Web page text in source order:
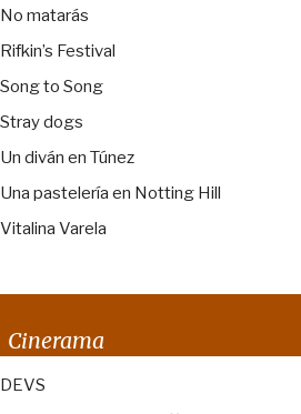
No matarás
Rifkin’s Festival
Song to Song
Stray dogs
Un diván en Túnez
Una pastelería en Notting Hill
Vitalina Varela
Cinerama
DEVS